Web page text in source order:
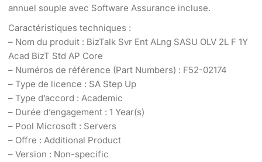
annuel souple avec Software Assurance incluse.
Caractéristiques techniques :
– Nom du produit : BizTalk Svr Ent ALng SASU OLV 2L F 1Y
Acad BizT Std AP Core
– Numéros de référence (Part Numbers) : F52-02174
– Type de licence : SA Step Up
– Type d’accord : Academic
– Durée d’engagement : 1 Year(s)
– Pool Microsoft : Servers
– Offre : Additional Product
– Version : Non-specific